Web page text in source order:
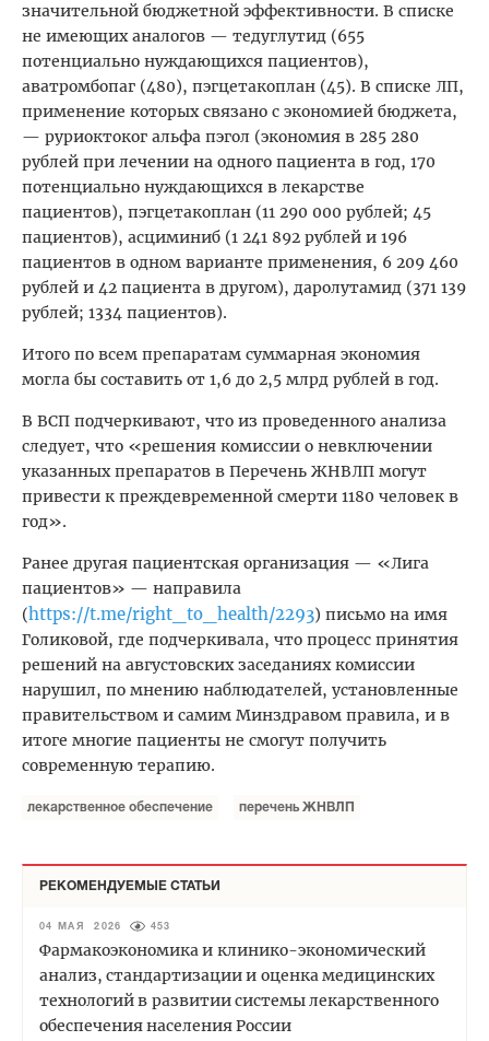
значительной бюджетной эффективности. В списке
не имеющих аналогов — тедуглутид (655
потенциально нуждающихся пациентов),
аватромбопаг (480), пэгцетакоплан (45). В списке ЛП,
применение которых связано с экономией бюджета,
— руриоктоког альфа пэгол (экономия в 285 280
рублей при лечении на одного пациента в год, 170
потенциально нуждающихся в лекарстве
пациентов), пэгцетакоплан (11 290 000 рублей; 45
пациентов), асциминиб (1 241 892 рублей и 196
пациентов в одном варианте применения, 6 209 460
рублей и 42 пациента в другом), даролутамид (371 139
рублей; 1334 пациентов).
Итого по всем препаратам суммарная экономия
могла бы составить от 1,6 до 2,5 млрд рублей в год.
В ВСП подчеркивают, что из проведенного анализа
следует, что «решения комиссии о невключении
указанных препаратов в Перечень ЖНВЛП могут
привести к преждевременной смерти 1180 человек в
год».
Ранее другая пациентская организация — «Лига
пациентов» — направила
(https://t.me/right_to_health/2293) письмо на имя
Голиковой, где подчеркивала, что процесс принятия
решений на августовских заседаниях комиссии
нарушил, по мнению наблюдателей, установленные
правительством и самим Минздравом правила, и в
итоге многие пациенты не смогут получить
современную терапию.
лекарственное обеспечение перечень ЖНВЛП
РЕКОМЕНДУЕМЫЕ СТАТЬИ
04 МАЯ 2026 453
Фармакоэкономика и клинико-экономический
анализ, стандартизации и оценка медицинских
технологий в развитии системы лекарственного
обеспечения населения России